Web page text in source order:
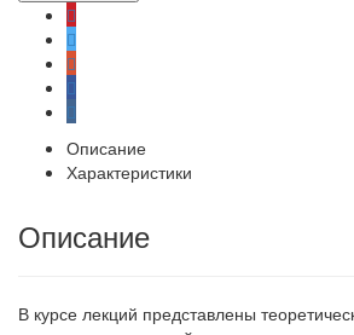
Описание
Характеристики
Описание
В курсе лекций представлены